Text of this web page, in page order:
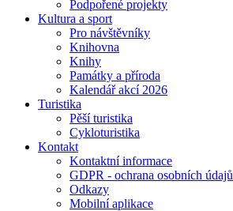
Podpořené projekty
Kultura a sport
Pro návštěvníky
Knihovna
Knihy
Památky a příroda
Kalendář akcí 2026
Turistika
Pěší turistika
Cykloturistika
Kontakt
Kontaktní informace
GDPR - ochrana osobních údajů
Odkazy
Mobilní aplikace